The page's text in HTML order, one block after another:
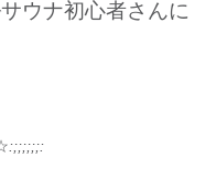
サウナ初心者さんに
:;;;;;;: